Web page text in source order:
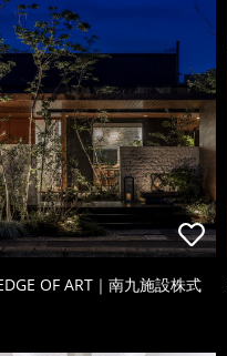
OF ART｜南九施設株式